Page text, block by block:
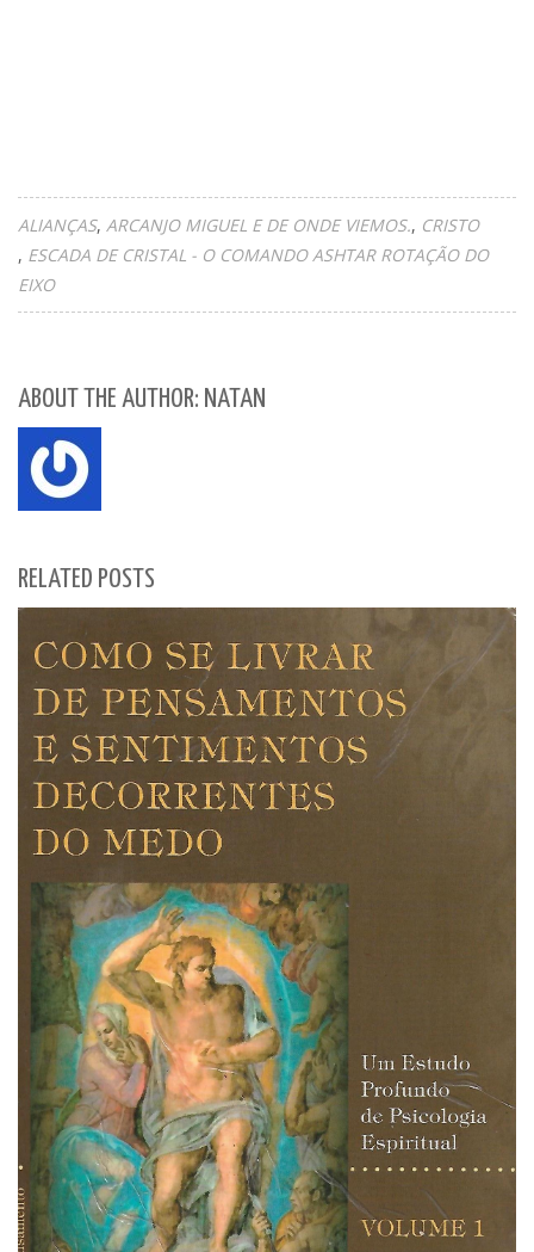
ALIANÇAS ARCANJO MIGUEL E DE ONDE VIEMOS. CRISTO
ESCADA DE CRISTAL - O COMANDO ASHTAR ROTAÇÃO DO
EIXO
ABOUT THE AUTHOR: NATAN
RELATED POSTS